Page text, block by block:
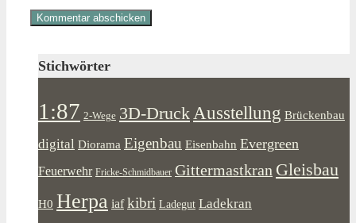
Stichwörter
1:87 2-Wege 3D-Druck Ausstellung Brückenbau
digital Diorama Eigenbau Eisenbahn Evergreen
Feuerwehr Fricke-Schmidbauer Gittermastkran Gleisbau
H0 Herpa iaf kibri Ladegut Ladekran